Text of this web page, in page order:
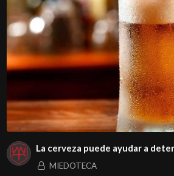
La cerveza puede ayudar a
MIEDOTECA